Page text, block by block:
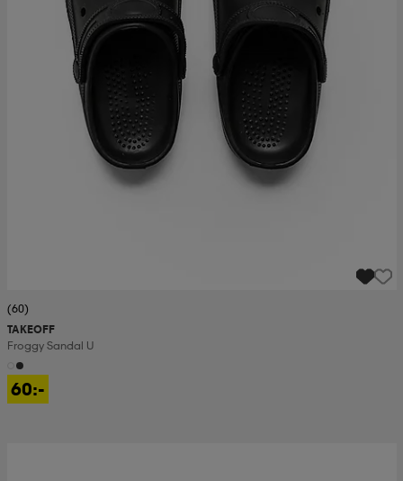
(60)
TAKEOFF
Froggy Sandal U
60:-